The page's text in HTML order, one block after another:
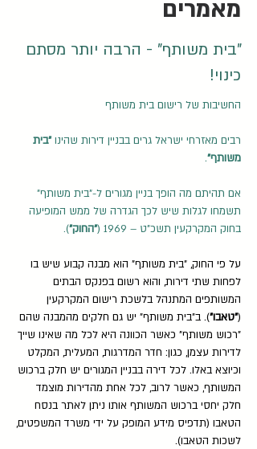
מאמרים
"בית משותף" - הרבה יותר מסתם
כינוי!
החשיבות של רישום בית משותף
רבים מאזרחי ישראל גרים בבניין דירות שהינו "בית
משותף".
אם תהיתם מה הופך בניין מגורים ל-"בית משותף"
תשמחו לגלות שיש לכך הגדרה של ממש המופיעה
בחוק המקרקעין תשכ"ט – 1969 (
"החוק").
על פי החוק, "בית משותף" הוא מבנה קבוע שיש בו
לפחות שתי דירות, והוא רשום בפנקס הבתים
המשותפים המתנהל בלשכת רישום המקרקעין
("טאבו"). ב"בית משותף" יש גם חלקים מהמבנה שהם
"רכוש משותף" כאשר הכוונה היא לכל מה שאינו שייך
לדירות עצמן, כגון: חדר המדרגות, המעלית, המקלט
וכיוצא באלו. לכל דירה בבניין המגורים יש חלק ברכוש
המשותף, כאשר לרוב, לכל אחת מהדירות מוצמד
חלק יחסי ברכוש המשותף אותו ניתן לאתר בנסח
הטאבו (תדפיס מידע המופק על ידי משרד המשפטים,
לשכות הטאבו).